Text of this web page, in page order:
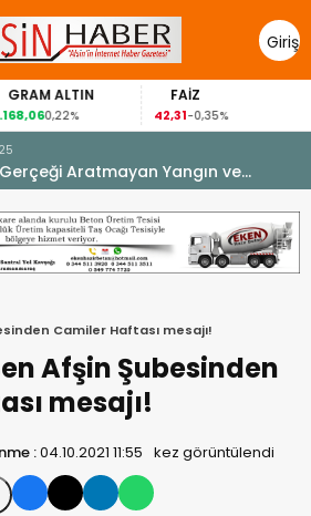
Giriş
Yap
GRAM ALTIN
0,22%
FAİZ
42,31-0,35%
Aratmayan Yangın ve
Camiler Haftası mesajı!
Afşin Şubesinden
mesajı!
:04.10.2021 11:55 kez görüntülendi